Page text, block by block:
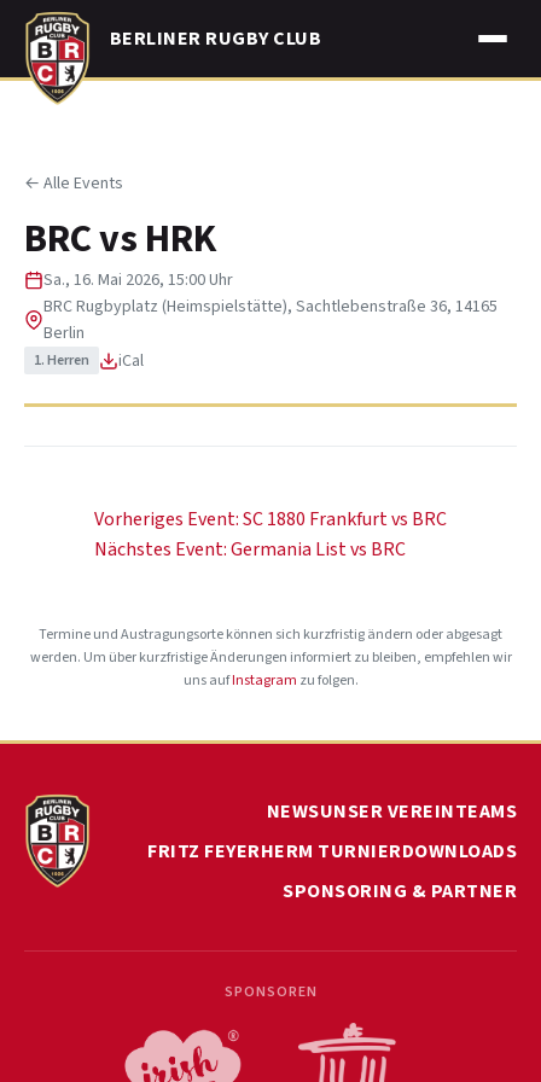
Skip
content
BERLINER RUGBY CLUB
← Alle Events
BRC vs HRK
Sa., 16. Mai 2026, 15:00 Uhr
BRC Rugbyplatz (Heimspielstätte), Sachtlebenstraße 36, 14165
Berlin
1. Herren iCal
Beitragsnavigation
Vorheriges Event:SC 1880 Frankfurt vs BRC
Nächstes Event:Germania List vs BRC
Termine und Austragungsorte können sich kurzfristig ändern oder abgesagt
werden. Um über kurzfristige Änderungen informiert zu bleiben, empfehlen wir
uns aufInstagram zu folgen.
NEWSUNSER VEREINTEAMS
FRITZ FEYERHERM TURNIERDOWNLOADS
SPONSORING & PARTNER
SPONSOREN